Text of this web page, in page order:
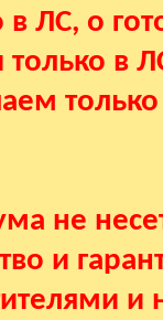
ЛС, о
только в
не
и
и